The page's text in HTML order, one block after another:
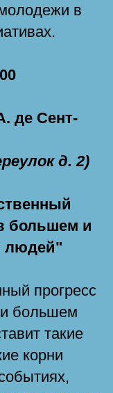
в
де Сент-
д. 2)
большем и
людей"
прогресс
большем
такие
корни